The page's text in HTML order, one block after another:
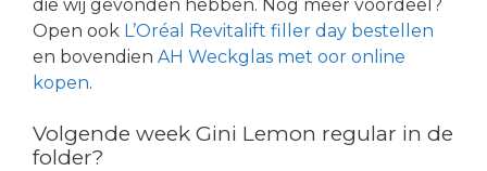
die wij gevonden hebben. Nog meer voordeel?
Open ook L’Oréal Revitalift filler day bestellen
en bovendien AH Weckglas met oor online
kopen.
Volgende week Gini Lemon regular in de
folder?